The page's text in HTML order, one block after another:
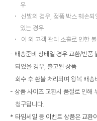
우
신발의 경우, 정품 박스 훼손되
있는 경우
이 외 고객 관리 소홀로 인한
배송준비 상태일 경우 교환/반품
되었을 경우, 출고된 상품
회수 후 환불 처리되며 왕복 배송
상품 사이즈 교환시 품절로 인해
청구됩니다.
* 타임세일 등 이벤트 상품은 교환